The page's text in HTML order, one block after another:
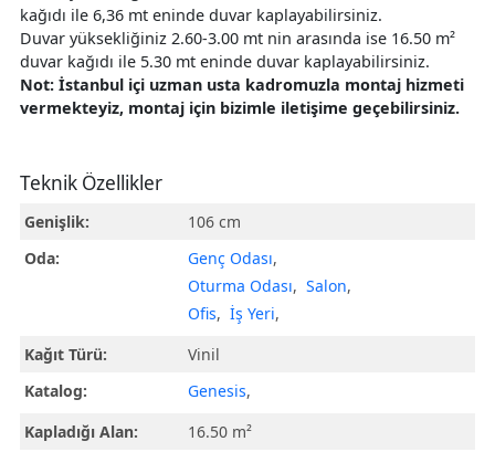
kağıdı ile 6,36 mt eninde duvar kaplayabilirsiniz.
Duvar yüksekliğiniz 2.60-3.00 mt nin arasında ise 16.50 m²
duvar kağıdı ile 5.30 mt eninde duvar kaplayabilirsiniz.
Not: İstanbul içi uzman usta kadromuzla montaj hizmeti
vermekteyiz, montaj için bizimle iletişime geçebilirsiniz.
Teknik Özellikler
Genişlik:
106 cm
Oda:
Genç Odası,
Oturma Odası, Salon,
Ofis, İş Yeri,
Kağıt Türü:
Vinil
Katalog:
Genesis,
Kapladığı Alan:
16.50 m²